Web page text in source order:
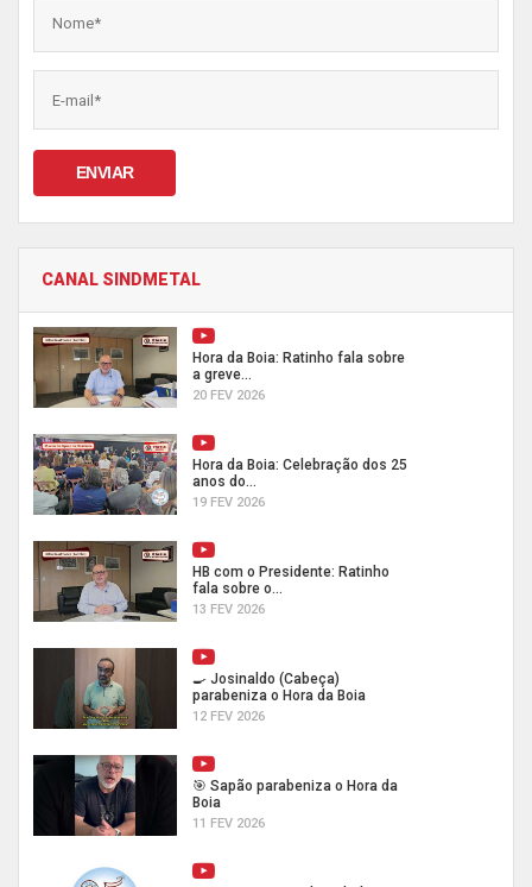
ENVIAR
CANAL SINDMETAL
Hora da Boia: Ratinho fala sobre
a greve...
20 FEV 2026
Hora da Boia: Celebração dos 25
anos do...
19 FEV 2026
HB com o Presidente: Ratinho
fala sobre o...
13 FEV 2026
🍳 Josinaldo (Cabeça)
parabeniza o Hora da Boia
12 FEV 2026
🎯 Sapão parabeniza o Hora da
Boia
11 FEV 2026